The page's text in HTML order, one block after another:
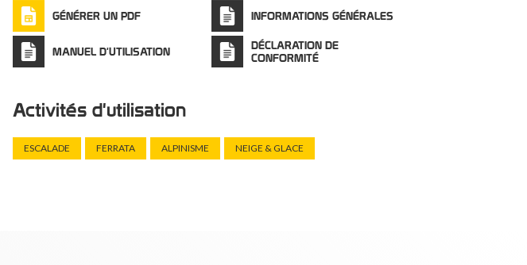
GÉNÉRER UN PDF INFORMATIONS GÉNÉRALES
MANUEL D'UTILISATION
DÉCLARATION DE
CONFORMITÉ
Activités d'utilisation
ESCALADE FERRATA ALPINISME NEIGE & GLACE